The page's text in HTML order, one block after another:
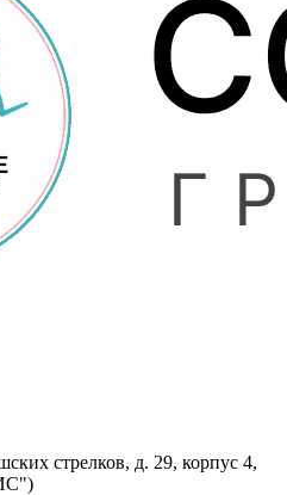
стрелков, д. 29, корпус 4,